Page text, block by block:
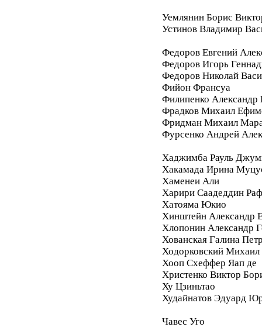
Уемлянин Борис
Устинов Владимир
Федоров Евгений
Федоров Игорь
Федоров Николай
Фийон Франсуа
Филипенко Александр
Фрадков Михаил
Фридман Михаил
Фурсенко Андрей
Хаджимба Рауль
Хакамада Ирина
Хаменеи Али
Харири Саадеддин
Хатояма Юкио
Хинштейн Александр
Хлопонин Александр
Хованская Галина
Ходорковский Михаил
Хооп Схеффер Яап де
Христенко Виктор
Ху Цзиньтао
Худайнатов Эдуард
Чавес Уго